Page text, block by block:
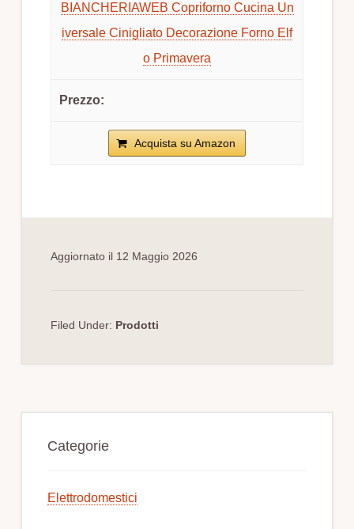
BIANCHERIAWEB Copriforno Cucina Un
iversale Cinigliato Decorazione Forno Elf
o Primavera
Acquista su Amazon
Aggiornato il 12 Maggio 2026
Filed Under: Prodotti
Sidebar
Categorie
Elettrodomestici